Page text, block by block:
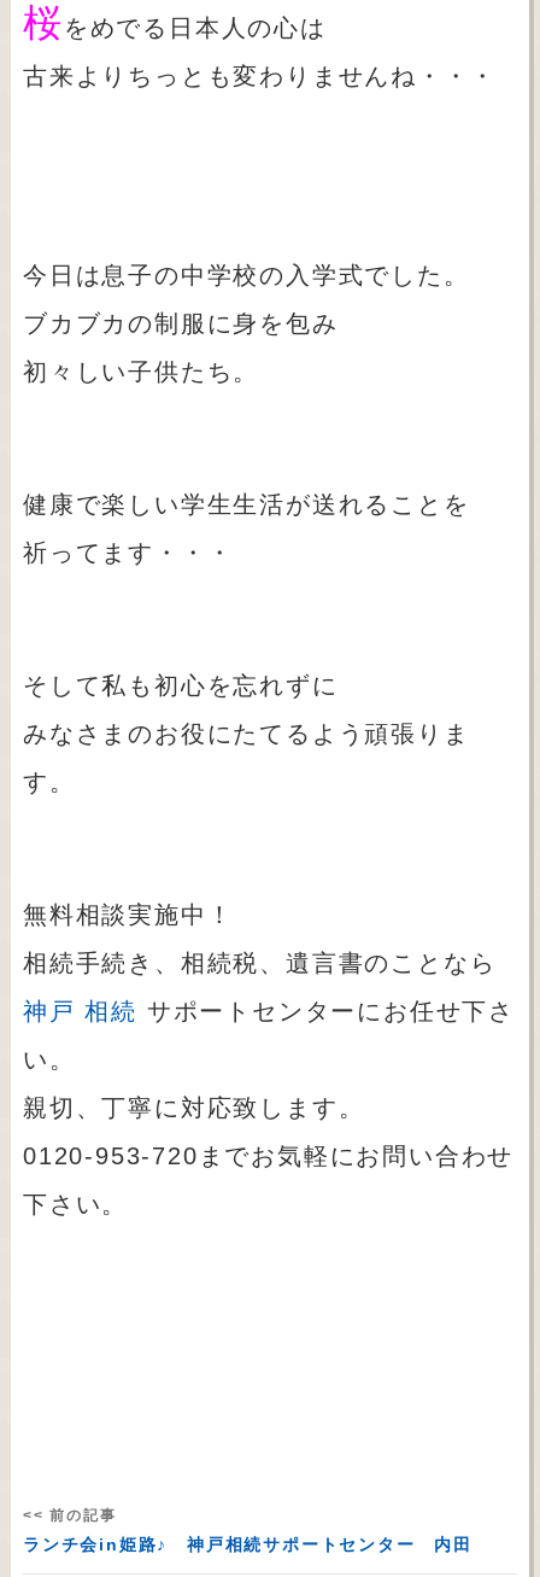
桜 をめでる日本人の心は
古来よりちっとも変わりませんね・・・
今日は息子の中学校の入学式でした。
ブカブカの制服に身を包み
初々しい子供たち。
健康で楽しい学生生活が送れることを
祈ってます・・・
そして私も初心を忘れずに
みなさまのお役にたてるよう頑張りま
す。
無料相談実施中！
相続手続き、相続税、遺言書のことなら
神戸 相続 サポートセンターにお任せ下さ
い。
親切、丁寧に対応致します。
0120-953-720までお気軽にお問い合わせ
下さい。
<< 前の記事
ランチ会in姫路♪ 神戸相続サポートセンター 内田